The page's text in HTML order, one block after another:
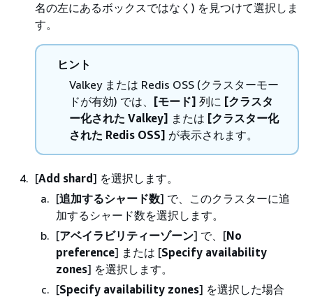
名の左にあるボックスではなく) を見つけて選択しま
す。
ヒント
Valkey または Redis OSS (クラスターモー
ドが有効) では、
[モード] 列に [クラスタ
ー化された Valkey] または [クラスター化
された Redis OSS] が表示されます。
[Add shard] を選択します。
[追加するシャード数] で、このクラスターに追
加するシャード数を選択します。
[アベイラビリティーゾーン] で、[No
preference] または [Specify availability
zones] を選択します。
[Specify availability zones] を選択した場合